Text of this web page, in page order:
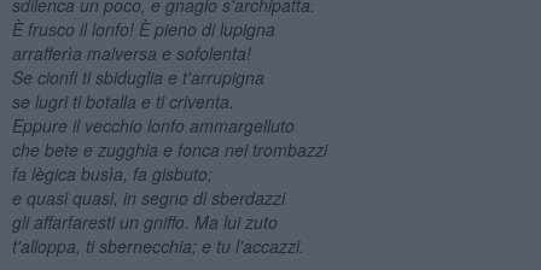
sdilenca un poco, e gnagio s'archipatta.
È frusco il lonfo! È pieno di lupigna
arrafferìa malversa e sofolenta!
Se cionfi ti sbiduglia e t'arrupigna
se lugri ti botalla e ti criventa.
Eppure il vecchio lonfo ammargelluto
che bete e zugghia e fonca nei trombazzi
fa lègica busìa, fa gisbuto;
e quasi quasi, in segno di sberdazzi
gli affarfaresti un gniffo. Ma lui zuto
t'alloppa, ti sbernecchia; e tu l'accazzi.